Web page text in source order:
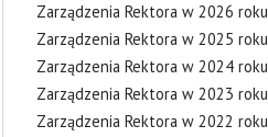
Zarządzenia Rektora w 2026 roku
Zarządzenia Rektora w 2025 roku
Zarządzenia Rektora w 2024 roku
Zarządzenia Rektora w 2023 roku
Zarządzenia Rektora w 2022 roku